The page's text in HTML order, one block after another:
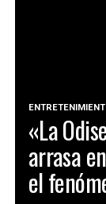
«La
arrasa
el